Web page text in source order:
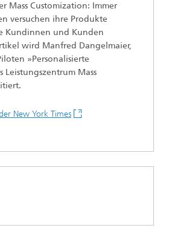
Mass Customization: Immer
versuchen ihre Produkte
Kundinnen und Kunden
wird Manfred Dangelmaier,
»Personalisierte
Leistungszentrum Mass
New York Times